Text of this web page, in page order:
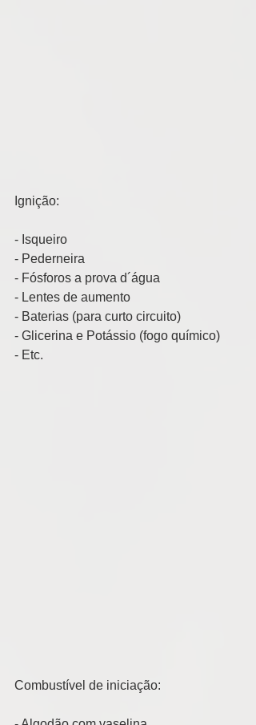
Ignição:
- Isqueiro
- Pederneira
- Fósforos a prova d´água
- Lentes de aumento
- Baterias (para curto circuito)
- Glicerina e Potássio (fogo químico)
- Etc.
Combustível de iniciação: